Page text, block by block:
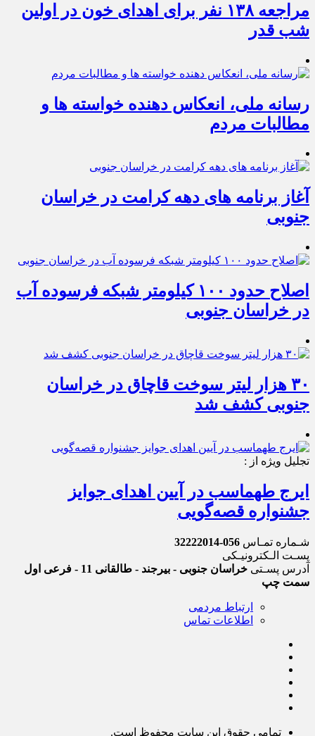
مراجعه ۱۳۸ نفر برای اهدای خون در اولین
شب قدر
رسانه ملی، انعکاس دهنده خواسته ها و
مطالبات مردم
آغاز برنامه های دهه کرامت در خراسان
جنوبی
اصلاح حدود ۱۰۰ کیلومتر شبکه فرسوده آب
در خراسان جنوبی
۳۰ هزار لیتر سوخت قاچاق در خراسان
جنوبی کشف شد
تجلیل ویژه از :
ایرج طهماسب در آیین اهدای جوایز
جشنواره قصه‌گویی
شـماره تمـاس 056-32222014
پسـت الـکترونیـکی
آدرس پسـتی
خراسان جنوبی - بیرجند - طالقانی 11 - فرعی اول
سمت چپ
ارتباط مردمی
اطلاعات تماس
تمامی حقوق این سایت محفوظ است.